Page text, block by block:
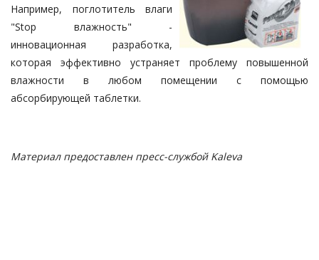
Например, поглотитель влаги
"Stop влажность" -
инновационная разработка,
которая эффективно устраняет проблему повышенной
влажности в любом помещении с помощью
абсорбирующей таблетки.
Материал предоставлен пресс-службой Kaleva